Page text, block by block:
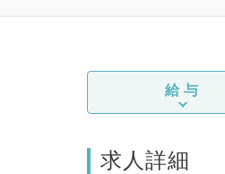
給与
求人詳細